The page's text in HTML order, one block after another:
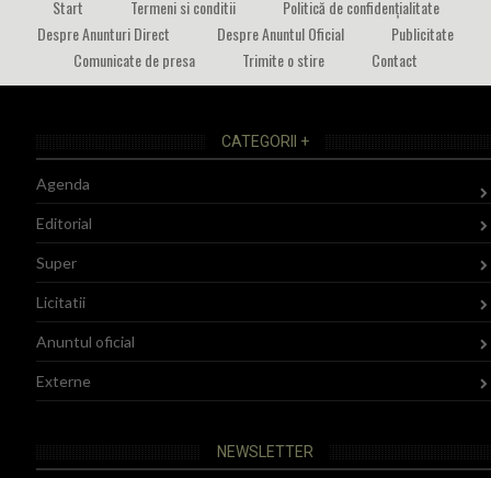
Start Termeni si conditii
Politică de confidențialitate
Despre Anunturi Direct
Despre Anuntul Oficial
Publicitate
Comunicate de presa
Trimite o stire Contact
CATEGORII +
Agenda
Editorial
Super
Licitatii
Anuntul oficial
Externe
NEWSLETTER